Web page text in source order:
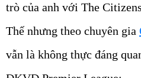
trò của anh với The
Thế nhưng theo chuyên gia
vẫn là không thực đáng